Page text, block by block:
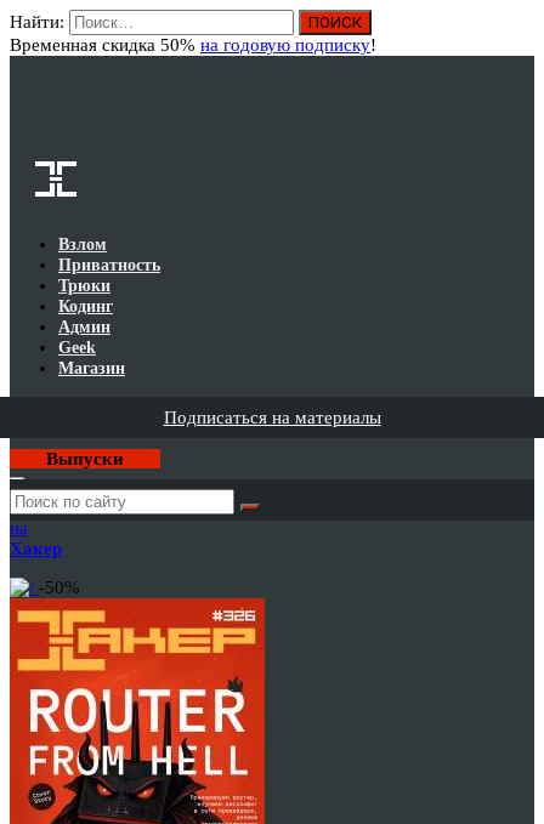
Найти:
Временная скидка 50% на годовую подписку!
Взлом
Приватность
Трюки
Кодинг
Админ
Geek
Магазин
Подписаться на материалы
Выпуски
Годовая
подписка
на
Хакер
-50%